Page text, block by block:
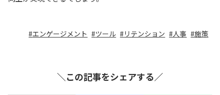
エンゲージメント ツール リテンション 人事 施策
＼この記事をシェアする／